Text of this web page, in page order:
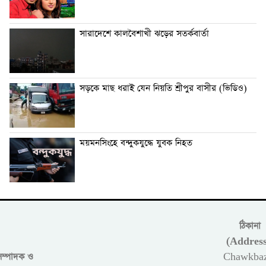
সারাদেশে কালবৈশাখী ঝড়ের সতর্কবার্তা
সড়কে মাছ ধরাই যেন নিয়তি শ্রীপুর বাসীর (ভিডিও)
ময়মনসিংহে বন্দুকযুদ্ধে যুবক নিহত
ও
ঠিকানা